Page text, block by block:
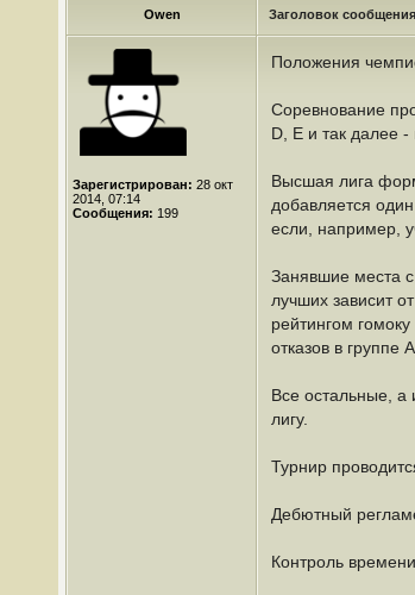
Owen Заголовок
Зарегистрирован: 28 окт
2014, 07:14
Сообщения: 199
Положения
Соревнование
D, E и так далее
Высшая лига
добавляется
если, например,
Занявшие места
лучших зависит
рейтингом
отказов в группе
Все остальные, а
лигу.
Турнир
Дебютный
Контроль